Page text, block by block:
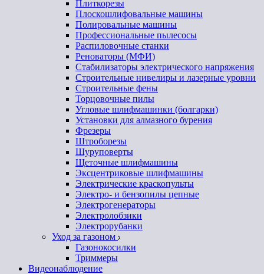
Плиткорезы
Плоскошлифовальные машины
Полировальные машины
Профессиональные пылесосы
Распиловочные станки
Реноваторы (МФИ)
Стабилизаторы электрического напряжения
Строительные нивелиры и лазерные уровни
Строительные фены
Торцовочные пилы
Угловые шлифмашинки (болгарки)
Установки для алмазного бурения
Фрезеры
Штроборезы
Шуруповерты
Щеточные шлифмашины
Эксцентриковые шлифмашины
Электрические краскопульты
Электро- и бензопилы цепные
Электрогенераторы
Электролобзики
Электрорубанки
Уход за газоном
Газонокосилки
Триммеры
Видеонаблюдение